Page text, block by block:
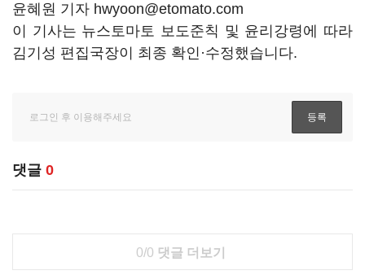
윤혜원 기자 hwyoon@etomato.com
이 기사는 뉴스토마토 보도준칙 및 윤리강령에 따라
김기성 편집국장이 최종 확인·수정했습니다.
댓글 0
0/0 댓글 더보기